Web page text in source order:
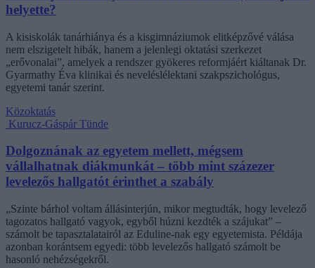
helyette?
A kisiskolák tanárhiánya és a kisgimnáziumok elitképzővé válása
nem elszigetelt hibák, hanem a jelenlegi oktatási szerkezet
„erővonalai”, amelyek a rendszer gyökeres reformjáért kiáltanak Dr.
Gyarmathy Éva klinikai és neveléslélektani szakpszichológus,
egyetemi tanár szerint.
Közoktatás
Kurucz-Gáspár Tünde
Dolgoznának az egyetem mellett, mégsem
vállalhatnak diákmunkát – több mint százezer
levelezős hallgatót érinthet a szabály
„Szinte bárhol voltam állásinterjún, mikor megtudták, hogy levelező
tagozatos hallgató vagyok, egyből húzni kezdték a szájukat” –
számolt be tapasztalatairól az Eduline-nak egy egyetemista. Példája
azonban korántsem egyedi: több levelezős hallgató számolt be
hasonló nehézségekről.